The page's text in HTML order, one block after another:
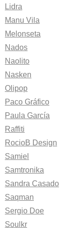
Lidra
Manu Vila
Melonseta
Nados
Naolito
Nasken
Olipop
Paco Gráfico
Paula García
Raffiti
RocioB Design
Samiel
Samtronika
Sandra Casado
Saqman
Sergio Doe
Soulkr